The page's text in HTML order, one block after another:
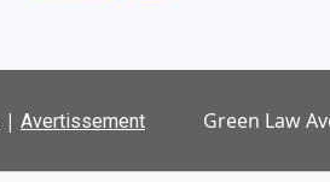
| Avertissement Green Law